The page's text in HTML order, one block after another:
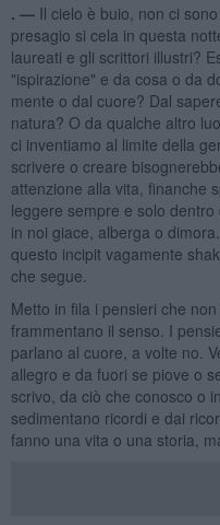
. — Il cielo è buio, non ci
presagio si cela in questa
laureati e gli scrittori illustri?
"ispirazione" e da cosa o da
mente o dal cuore? Dal
natura? O da qualche altro
ci inventiamo al limite della
scrivere o creare
attenzione alla vita, finanche
leggere sempre e solo
in noi giace, alberga o
questo incipit vagamente
che segue.
Metto in fila i pensieri che
frammentano il senso. I
parlano al cuore, a volte no.
allegro e da fuori se piove o
scrivo, da ciò che conosco o
sedimentano ricordi e dai
fanno una vita o una storia,